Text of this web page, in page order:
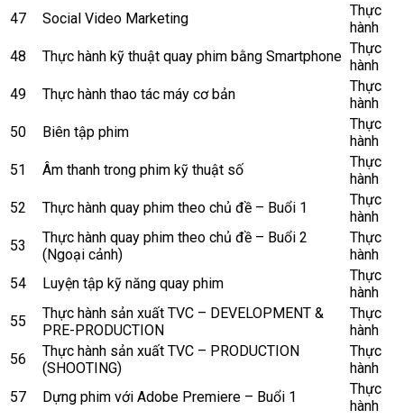
47
Social Video Marketing
Thực
hành
48
Thực hành kỹ thuật quay phim bằng Smartphone Thực
hành
49
Thực hành thao tác máy cơ bản
Thực
hành
50
Biên tập phim
Thực
hành
51
Âm thanh trong phim kỹ thuật số
Thực
hành
52
Thực hành quay phim theo chủ đề – Buổi 1
Thực
hành
53
Thực hành quay phim theo chủ đề – Buổi 2
(Ngoại cảnh)
Thực
hành
54
Luyện tập kỹ năng quay phim
Thực
hành
55
Thực hành sản xuất TVC – DEVELOPMENT &
PRE-PRODUCTION
Thực
hành
56
Thực hành sản xuất TVC – PRODUCTION
(SHOOTING)
Thực
hành
57
Dựng phim với Adobe Premiere – Buổi 1
Thực
hành